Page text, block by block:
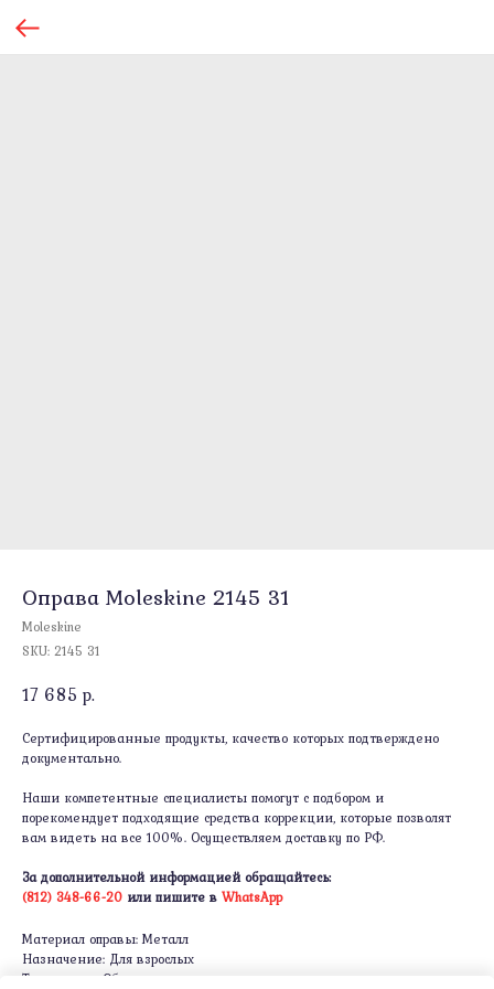
Оправа Moleskine 2145 31
Moleskine
SKU: 2145 31
17 685 р.
Сертифицированные продукты, качество которых подтверждено
документально.
Наши компетентные специалисты помогут с подбором и
порекомендует подходящие средства коррекции, которые позволят
вам видеть на все 100%. Осуществляем доставку по РФ.
За дополнительной информацией обращайтесь:
(812) 348-66-20 или пишите в WhatsApp
Материал оправы: Металл
Назначение: Для взрослых
Тип оправы: Ободковая